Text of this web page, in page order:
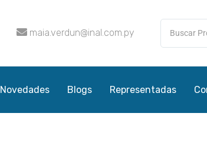
maia.verdun@inal.com.py
Novedades Blogs Representadas